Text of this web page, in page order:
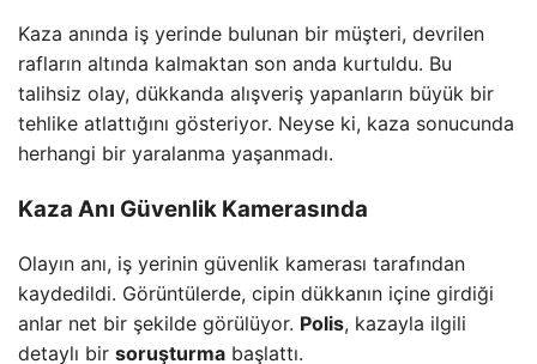
Kaza anında iş yerinde bulunan bir müşteri, devrilen
rafların altında kalmaktan son anda kurtuldu. Bu
talihsiz olay, dükkanda alışveriş yapanların büyük bir
tehlike atlattığını gösteriyor. Neyse ki, kaza sonucunda
herhangi bir yaralanma yaşanmadı.
Kaza Anı Güvenlik Kamerasında
Olayın anı, iş yerinin güvenlik kamerası tarafından
kaydedildi. Görüntülerde, cipin dükkanın içine girdiği
anlar net bir şekilde görülüyor. Polis, kazayla ilgili
detaylı bir soruşturma başlattı.